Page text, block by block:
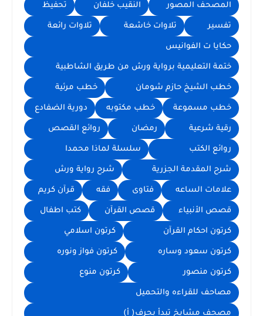
المصحف المصور النقيب خلفان تحفيظ
تفسير تلاوات خاشعة تلاوات رائعة
حكايا ت الفوانيس
ختمة التعليمية برواية ورش من طريق الشاطبية
خطب الشيخ حازم شومان خطب مرئية
خطب مسموعة خطب مكتوبه دورية الضفادع
رقية شرعية رمضان روائع القصص
روائع الكتب سلسلة لماذا محمدا
شرح المقدمة الجزرية شرح رواية ورش
علامات الساعه فتاوى فقه قرآن كريم
قصص الأنبياء قصص القرآن كتب اطفال
كرتون احكام القرآن كرتون اسلامي
كرتون سعود وساره كرتون فواز ونوره
كرتون منصور كرتون منوع
مصاحف للقراءه والتحميل
مصحف مشايخ تبدأ بحرف( أ)